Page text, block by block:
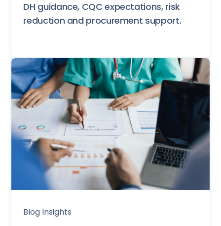
DH guidance, CQC expectations, risk
reduction and procurement support.
Blog Insights